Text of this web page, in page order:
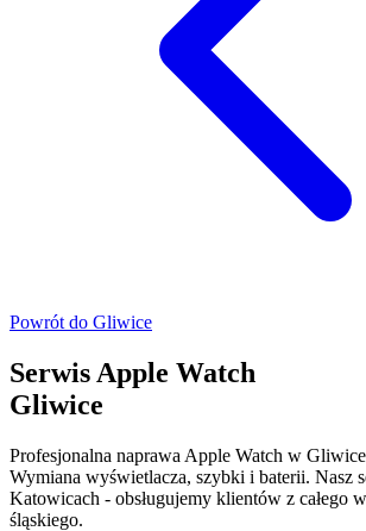
Powrót do Gliwice
Serwis Apple Watch
Gliwice
Profesjonalna naprawa Apple Watch w
Wymiana wyświetlacza, szybki i baterii. Nasz
Katowicach - obsługujemy klientów z całego
śląskiego.